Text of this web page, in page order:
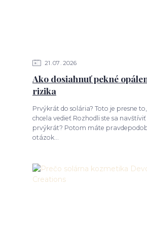
21 07 2026
Ako dosiahnuť pekné
rizika
Prvýkrát do solária? Toto je presne
chcela vedieť Rozhodli ste sa
prvýkrát? Potom máte
otázok...